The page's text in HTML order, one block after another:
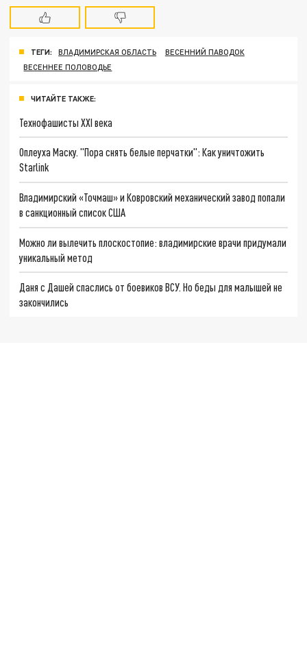
ТЕГИ: ВЛАДИМИРСКАЯ ОБЛАСТЬ
ВЕСЕННИЙ ПАВОДОК
ВЕСЕННЕЕ ПОЛОВОДЬЕ
ЧИТАЙТЕ ТАКЖЕ:
Технофашисты XXI века
Оплеуха Маску. "Пора снять белые перчатки": Как уничтожить
Starlink
Владимирский «Точмаш» и Ковровский механический завод попали
в санкционный список США
Можно ли вылечить плоскостопие: владимирские врачи придумали
уникальный метод
Даня с Дашей спаслись от боевиков ВСУ. Но беды для малышей не
закончились